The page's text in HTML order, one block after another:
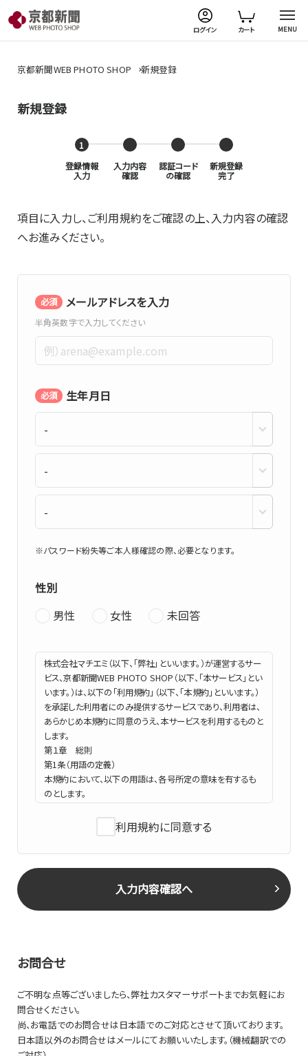
ログイン カート MENU
京都新聞WEB PHOTO SHOP 新規登録
新規登録
登録情報
入力
入力内容
確認
認証コード
の確認
新規登録
完了
項目に入力し、ご利用規約をご確認の上、入力内容の確認
へお進みください。
必須 メールアドレスを入力
半角英数字で入力してください
必須 生年月日
※パスワード紛失等ご本人様確認の際、必要となります。
性別
男性
女性 未回答
株式会社マチエミ（以下、「弊社」といいます。）が運営するサー
ビス、京都新聞WEB PHOTO SHOP（以下、「本サービス」とい
います。）は、以下の「利用規約」（以下、「本規約」といいます。）
を承諾した利用者にのみ提供するサービスであり、利用者は、
あらかじめ本規約に同意のうえ、本サービスを利用するものと
します。
第１章 総則
第1条（用語の定義）
本規約において、以下の用語は、各号所定の意味を有するも
のとします。
以下のURLのウェブサイトをいいます。（PCサイトの他、スマー
トフォン用のサイトを含みます。）
https://photo.kyoto-np.jp/
弊社が販売する写真のプリント、デジタル画像のダウンロード
等の商品の総称を意味するものとします。
本サイトにアップロードした画像データとその他のデータをい
(d) 利用者
本サービスを利用する個人、法人、団体をいいます。
利用規約に同意する
入力内容確認へ
お問合せ
ご不明な点等ございましたら、弊社カスタマーサポートまでお気軽にお
問合せください。
尚、お電話でのお問合せは日本語でのご対応とさせて頂いております。
日本語以外のお問合せはメールにてお願いいたします。（機械翻訳での